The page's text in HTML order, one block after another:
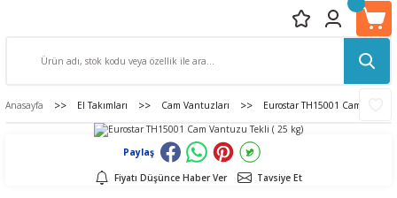
Anasayfa El Takımları Cam Vantuzları Eurostar TH15001 Cam
Paylaş
Fiyatı Düşünce Haber Ver Tavsiye Et